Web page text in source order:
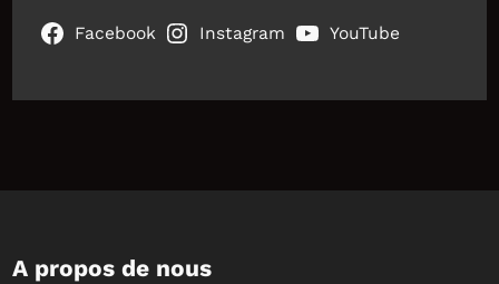
Facebook Instagram YouTube
A propos de nous